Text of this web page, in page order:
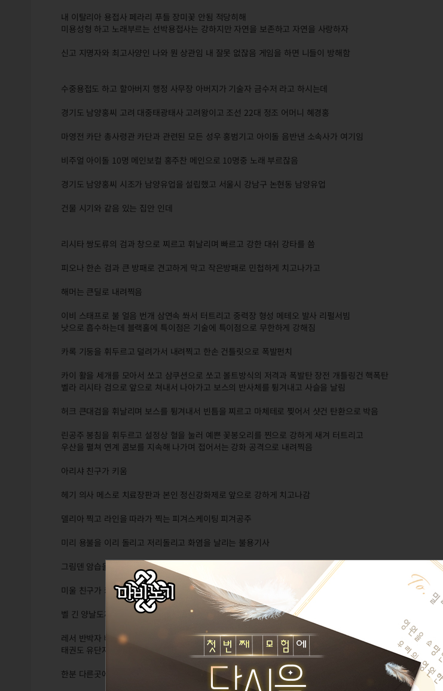
내 이탈리아 용접사 페라리 푸들 장미꽃 안됨 적당히해
미용성형 하고 노래부르는 선박용접사는 강하지만 자연을 보존하고 자연을 사랑하자
신고 지명자와 최고사양인 나와 뭔 상관임 내 잘못 없잖음 게임을 하면 니들이 방해함
수중용접도 하고 할아버지 행정 사무장 아버지가 기술자 금수저 라고 하시는데
경기도 남양홍씨 고려 대중태광태사 고려왕이고 조선 22대 정조 어머니 혜경홍
마영전 카단 총사령관 카단과 관련된 모든 성우 홍범기고 아이돌 음반낸 소속사가 여기임
비주얼 아이돌 10명 메인보컬 홍주찬 메인으로 10명중 노래 부르잖음
경기도 남양홍씨 시조가 남양유업을 설립했고 서울시 강남구 논현동 남양유업
건물 시기와 같음 있는 집안 인데
리시타 쌍도류의 검과 창으로 찌르고 휘날리며 빠르고 강한 대쉬 강타를 씀
피오나 한손 검과 큰 방패로 견고하게 막고 작은방패로 민첩하게 치고나가고
해머는 큰딜로 내려찍음
이비 스태프로 불 얼음 번개 삼연속 쏴서 터트리고 중력장 형성 메테오 발사 리펄서빔
낫으로 흡수하는데 블랙홀에 특이점은 기술에 특이점으로 무한하게 강해짐
카록 기둥을 휘두르고 덜려가서 내려찍고 한손 건틀릿으로 폭발펀치
카이 활을 세개를 모아서 쏘고 삼쿠션으로 쏘고 볼트방식의 저격과 폭발탄 장전 개틀링건 핵폭탄
벨라 리시타 검으로 앞으로 쳐내서 나아가고 보스의 반사체를 튕겨내고 사슬을 날림
허크 큰대검을 휘날리며 보스를 튕겨내서 빈틈을 찌르고 마체테로 찢어서 샷건 탄환으로 박음
린공주 봉침을 휘두르고 설정상 혈을 눌러 예쁜 꽃봉오리를 찐으로 강하게 새겨 터트리고
우산을 펼쳐 연계 콤보를 지속해 나가며 접어서는 강화 공격으로 내려찍음
아리샤 친구가 키움
헤기 의사 메스로 치료장판과 본인 정신강화제로 앞으로 강하게 치고나감
델리아 찍고 라인을 따라가 찍는 피겨스케이팅 피겨공주
미리 용불을 이리 돌리고 저리돌리고 화염을 날리는 불용기사
그림덴 암습을 새기고 뒤를 돌아가 뒷목침
미울 친구가 키움
벨 긴 양날도끼로 휘두르고 찍으며 탭키로 빠르게 돌리고 찍으면 1티어
레서 반박자 빠른 민첩한 격투가인데 우리집도 체대 집안임 아버지와 특공무술 단수자
태권도 유단자 유소년 축구 수비수 유소년 감독 체육선생님 간호사 자격증 두명
한분 다른곳에서 근무중